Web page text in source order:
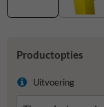
Productopties
Uitvoering